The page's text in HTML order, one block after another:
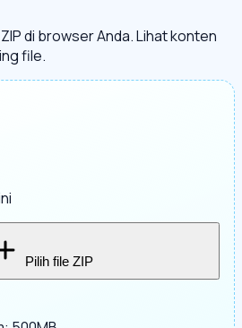
di browser Anda. Lihat konten
file.
Pilih file ZIP